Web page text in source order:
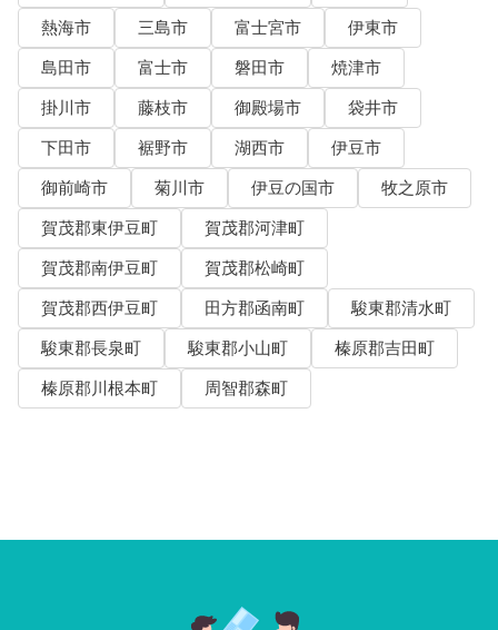
熱海市
三島市 富士宮市
伊東市
島田市
富士市 磐田市
焼津市
掛川市
藤枝市 御殿場市
袋井市
下田市
裾野市 湖西市
伊豆市
御前崎市
菊川市 伊豆の国市
牧之原市
賀茂郡東伊豆町
賀茂郡河津町
賀茂郡南伊豆町
賀茂郡松崎町
賀茂郡西伊豆町
田方郡函南町
駿東郡清水町
駿東郡長泉町
駿東郡小山町
榛原郡吉田町
榛原郡川根本町
周智郡森町